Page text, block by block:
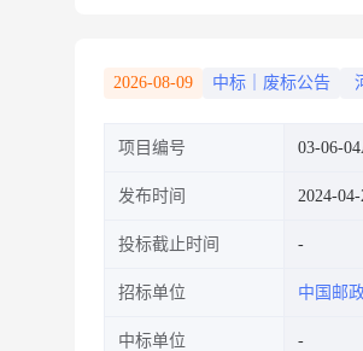
2026-08-09 中标｜废标公告
项目编号 03-06-
发布时间 2024-
投标截止时间
招标单位 中国邮
中标单位